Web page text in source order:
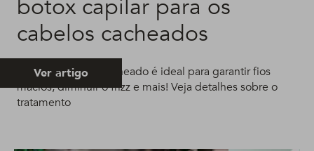
botox capilar para os
cabelos cacheados
Botox no cabelo cacheado é ideal para garantir fios
macios, diminuir o frizz e mais! Veja detalhes sobre o
tratamento
Ver artigo